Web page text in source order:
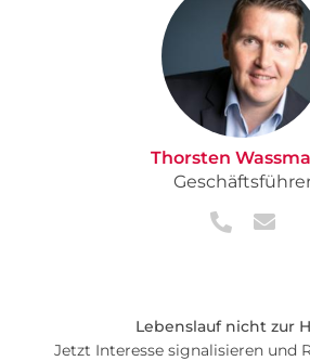
Thorsten
Lebenslauf nicht zur
Jetzt Interesse signalisieren und